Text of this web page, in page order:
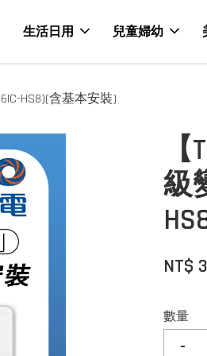
生活日用 兒童婦幼
HS8)(含基本安裝)
級
NT$
數量
-